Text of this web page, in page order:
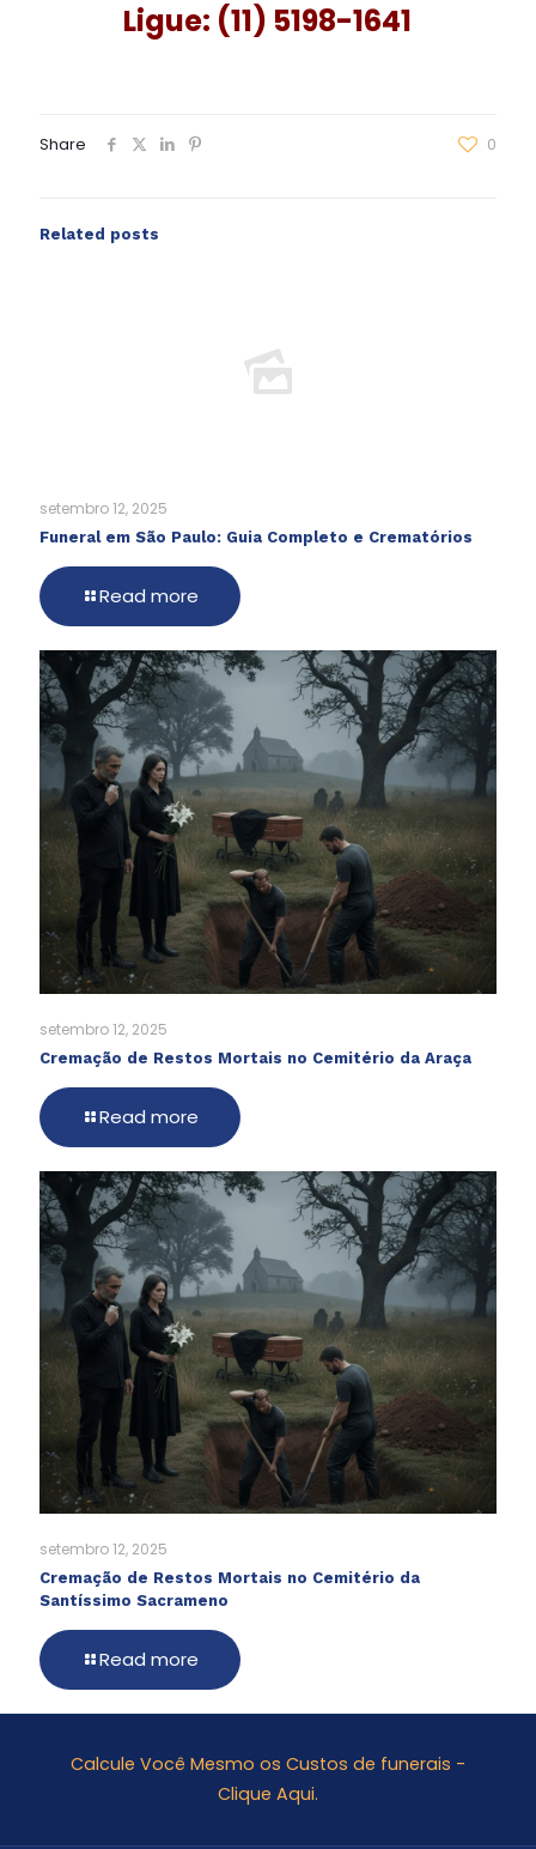
Ligue: (11) 5198-1641
Share 0
Related posts
setembro 12, 2025
Funeral em São Paulo: Guia Completo e Crematórios
Read more
setembro 12, 2025
Cremação de Restos Mortais no Cemitério da Araça
Read more
setembro 12, 2025
Cremação de Restos Mortais no Cemitério da
Santíssimo Sacrameno
Read more
Calcule Você Mesmo os Custos de funerais -
Clique Aqui.